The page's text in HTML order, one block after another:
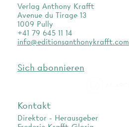
Verlag Anthony Krafft
Avenue du Tirage 13
1009 Pully
+41 79 645 11 14
info@editionsanthonykrafft.com
Sich abonnieren
Kontakt
Direktor - Herausgeber